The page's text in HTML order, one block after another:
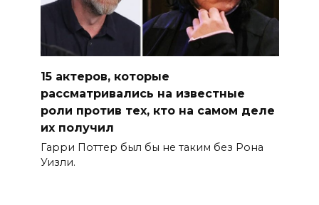
15 актеров, которые
рассматривались на известные
роли против тех, кто на самом деле
их получил
Гарри Поттер был бы не таким без Рона
Уизли.